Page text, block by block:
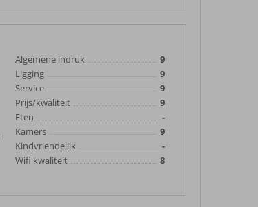
Algemene indruk
9
Ligging
9
Service
9
Prijs/kwaliteit
9
Eten
-
Kamers
9
Kindvriendelijk
-
Wifi kwaliteit
8